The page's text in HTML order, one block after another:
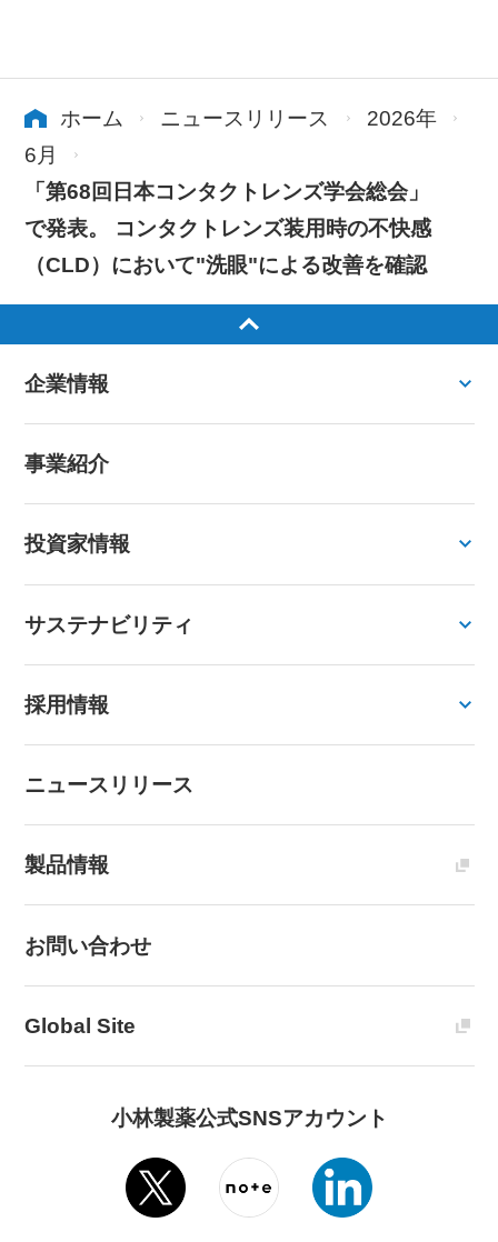
ホーム ニュースリリース
2026年
6月
「第68回日本コンタクトレンズ学会総会」
で発表。 コンタクトレンズ装用時の不快感
（CLD）において"洗眼"による改善を確認
企業情報
事業紹介
投資家情報
サステナビリティ
採用情報
ニュースリリース
製品情報
お問い合わせ
Global Site
小林製薬公式SNSアカウント